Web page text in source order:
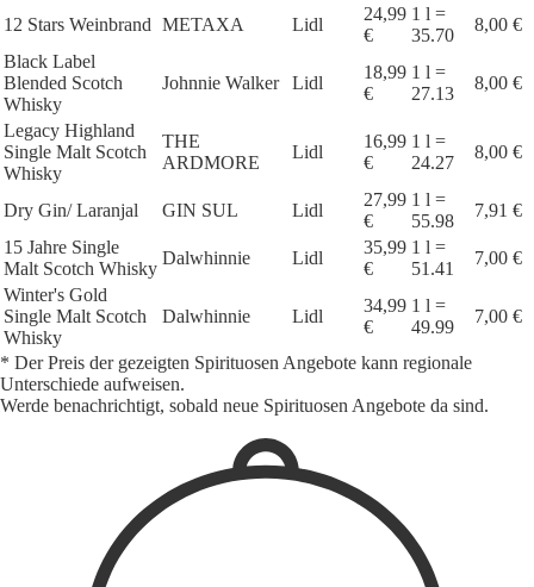
12 Stars Weinbrand METAXA Lidl
24,99
€
1 l =
35.70
8,00 €
Black Label
Blended Scotch
Whisky
Johnnie Walker Lidl
18,99
€
1 l =
27.13
8,00 €
Legacy Highland
Single Malt Scotch
Whisky
THE
ARDMORE
Lidl
16,99
€
1 l =
24.27
8,00 €
Dry Gin/ Laranjal GIN SUL Lidl
27,99
€
1 l =
55.98
7,91 €
15 Jahre Single
Malt Scotch Whisky
Dalwhinnie Lidl
35,99
€
1 l =
51.41
7,00 €
Winter's Gold
Single Malt Scotch
Whisky
Dalwhinnie Lidl
34,99
€
1 l =
49.99
7,00 €
* Der Preis der gezeigten Spirituosen Angebote kann regionale
Unterschiede aufweisen.
Werde benachrichtigt, sobald neue Spirituosen Angebote da sind.